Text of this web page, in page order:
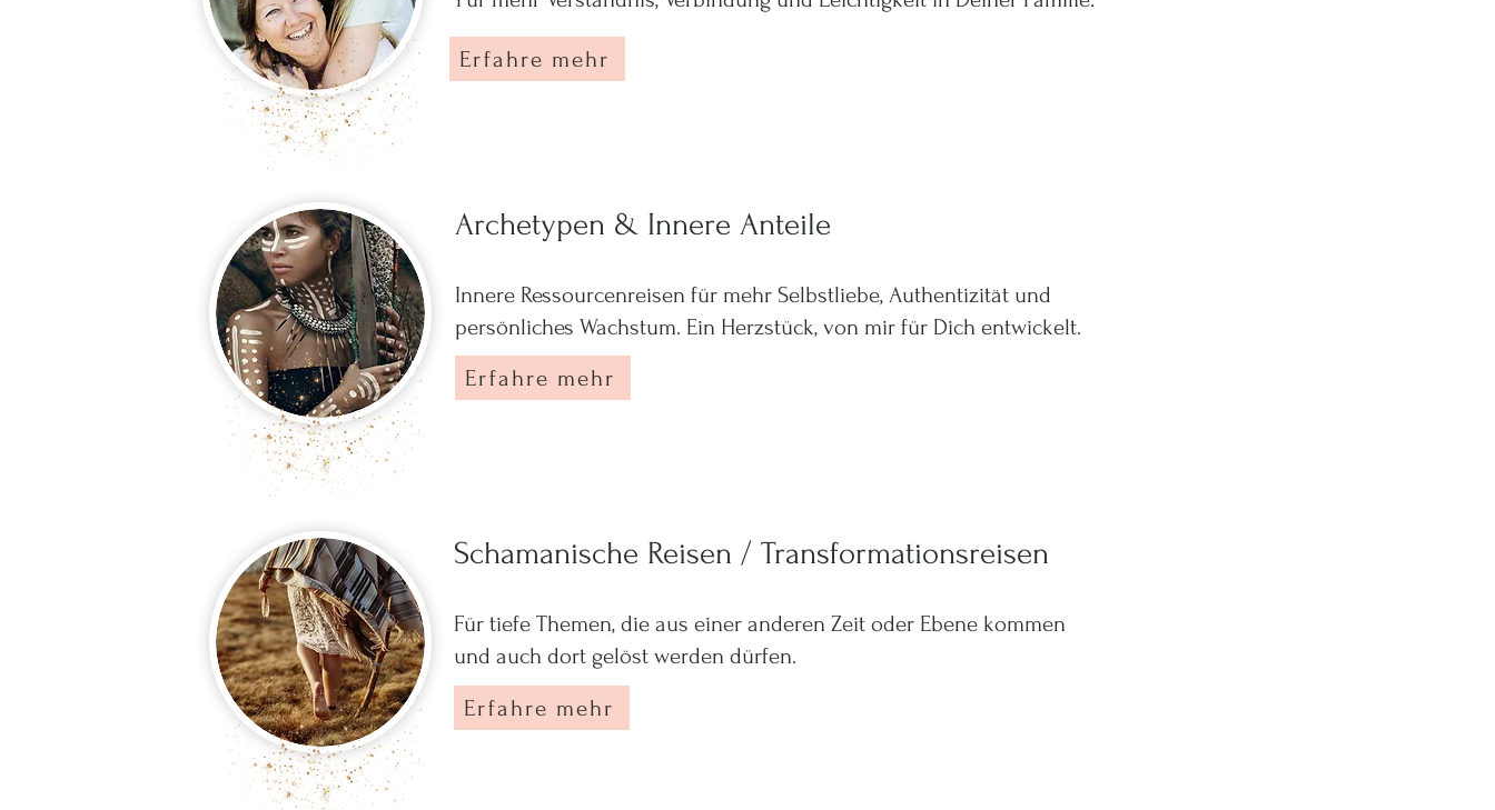
Erfahre mehr
Archetypen & Innere Anteile
Innere Ressourcenreisen für mehr Selbstliebe, Authentizität und
persönliches Wachstum. Ein Herzstück, von mir für Dich entwickelt.
Erfahre mehr
Schamanische Reisen / Transformationsreisen
Für tiefe Themen, die aus einer anderen Zeit oder Ebene kommen
und auch dort gelöst werden dürfen.
Erfahre mehr